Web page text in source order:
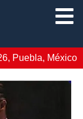
Puebla, México